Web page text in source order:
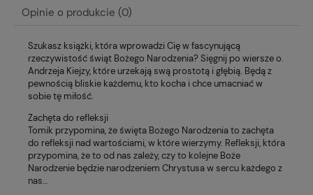
Opinie o produkcie (0)
Szukasz książki, która wprowadzi Cię w fascynującą
rzeczywistość świąt Bożego Narodzenia? Sięgnij po wiersze o.
Andrzeja Kiejzy, które urzekają swą prostotą i głębią. Będą z
pewnością bliskie każdemu, kto kocha i chce umacniać w
sobie tę miłość.
Zachęta do refleksji
Tomik przypomina, że święta Bożego Narodzenia to zachęta
do refleksji nad wartościami, w które wierzymy. Refleksji, która
przypomina, że to od nas zależy, czy to kolejne Boże
Narodzenie będzie narodzeniem Chrystusa w sercu każdego z
nas…